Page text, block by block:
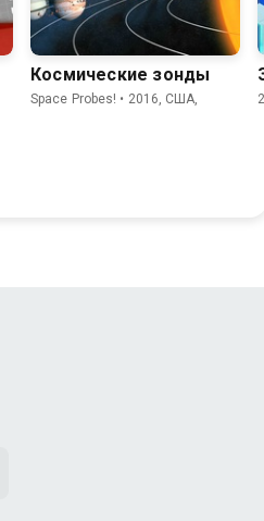
Космические зонды
Space Probes! • 2016, США,